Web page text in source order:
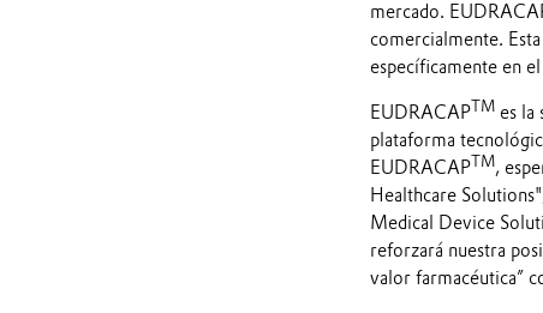
mercado.
comercialmente.
específicamente en
EUDRACAPTMes la
plataforma
EUDRACAPTM,
Healthcare
Medical Device
reforzará nuestra
valor farmacéutica”